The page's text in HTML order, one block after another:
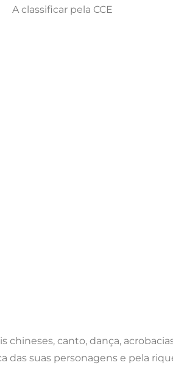
A classificar pela CCE
canto, dança,
das suas personagens e pela